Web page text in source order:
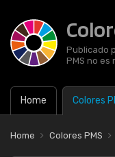
Publicado
PMS no
Home Colores
Home Colores PMS